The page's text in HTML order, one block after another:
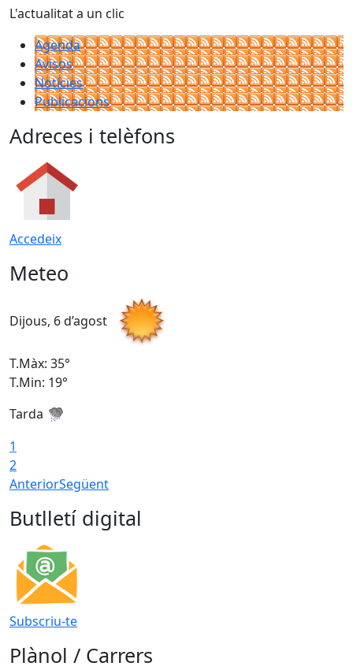
L'actualitat a un clic
Agenda
Avisos
Notícies
Publicacions
Adreces i telèfons
Accedeix
Meteo
Dijous, 6 d’agost
T.Màx: 35°
T.Min: 19°
Tarda
1
2
AnteriorSegüent
Butlletí digital
Subscriu-te
Plànol / Carrers